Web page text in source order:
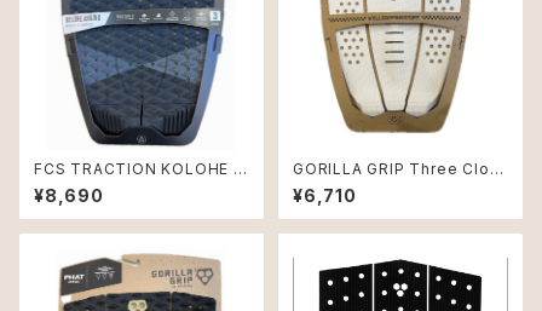
FCS TRACTION KOLOHE A
NDINO ATHLETE SERIES 3
ピース デッキパッド
¥8,690
GORILLA GRIP Three Clou
d Skinny デッキパッド
¥6,710